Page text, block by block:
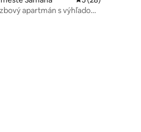
z 5, počet hodnotení: 10
apartmán s výhľadom